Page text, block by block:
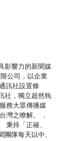
影響力的新聞媒
公司，以企業
訊社設置條
社，獨立超然執
務大眾傳播媒
灣之瞭解。 ．
秉持「正確、
隊每天以中、